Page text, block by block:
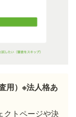
用）※法人格あ
クトページや決